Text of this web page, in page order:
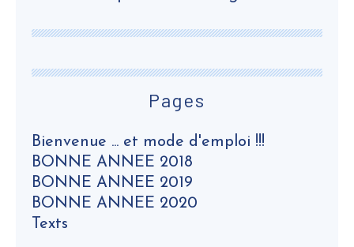
Pages
Bienvenue ... et mode d'emploi !!!
BONNE ANNEE 2018
BONNE ANNEE 2019
BONNE ANNEE 2020
Texts